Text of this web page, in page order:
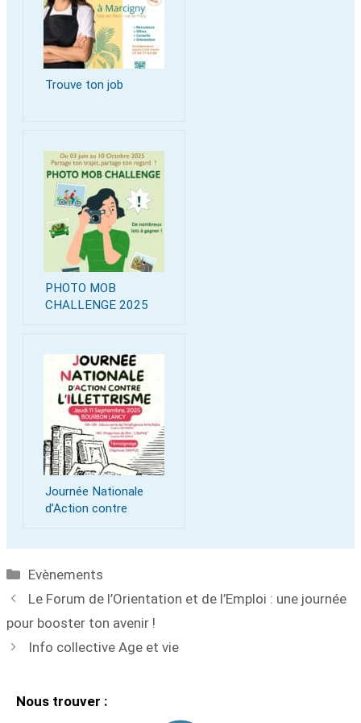
Trouve ton job
PHOTO MOB
CHALLENGE 2025
Journée Nationale
d’Action contre
Evènements
Le Forum de l’Orientation et de l’Emploi : une journée
pour booster ton avenir !
Info collective Age et vie
Nous trouver :